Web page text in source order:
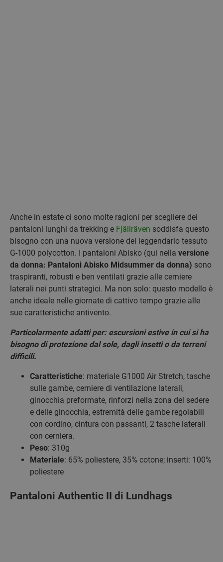
Anche in estate ci sono molte ragioni per scegliere dei
pantaloni lunghi da trekking e Fjällräven soddisfa questo
bisogno con una nuova versione del leggendario tessuto
G-1000 polycotton. I pantaloni Abisko (qui nella versione
da donna: Pantaloni Abisko Midsummer da donna) sono
traspiranti, robusti e ben ventilati grazie alle cerniere
laterali nei punti strategici. Ma non solo: questo modello è
anche ideale nelle giornate di cattivo tempo grazie alle
sue caratteristiche antivento.
Particolarmente adatti per: escursioni estive in cui si ha
bisogno di protezione dal sole, dagli insetti o da terreni
difficili.
Caratteristiche: materiale G1000 Air Stretch, tasche
sulle gambe, cerniere di ventilazione laterali,
ginocchia preformate, rinforzi nella zona del sedere
e delle ginocchia, estremità delle gambe regolabili
con cordino, cintura con passanti, 2 tasche laterali
con cerniera.
Peso: 310g
Materiale: 65% poliestere, 35% cotone; inserti: 100%
poliestere
Pantaloni Authentic II di Lundhags